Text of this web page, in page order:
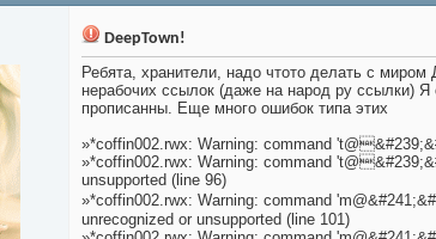
DeepTown!
Ребята, хранители, надо чтото делать с
нерабочих ссылок (даже на народ ру ссылки) Я
прописанны. Еще много ошибок типа этих
»*coffin002.rwx: Warning: command
»*coffin002.rwx: Warning: command
unsupported (line 96)
»*coffin002.rwx: Warning: command
unrecognized or unsupported (line 101)